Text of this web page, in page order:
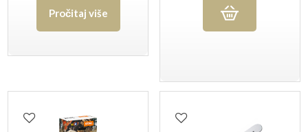
Pročitaj više